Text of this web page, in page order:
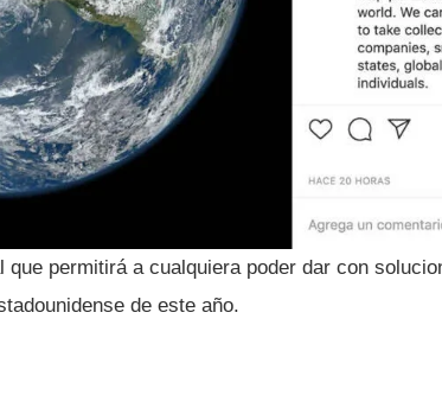
que permitirá a cualquiera poder dar con
de este año.